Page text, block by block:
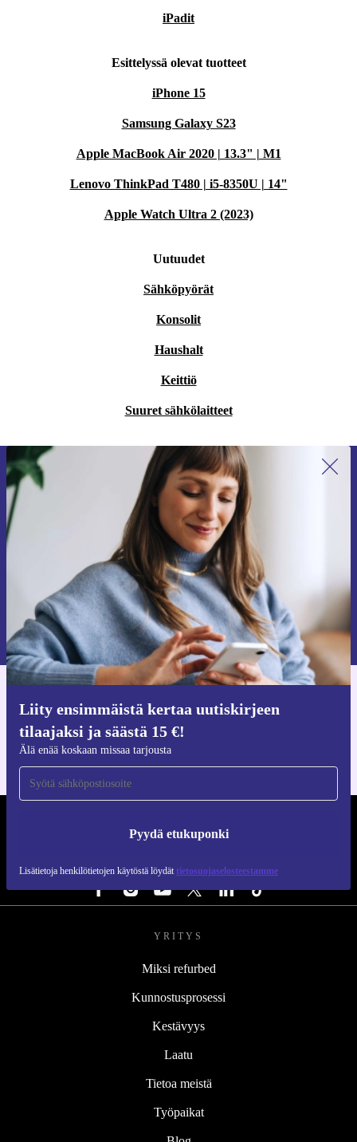
iPadit
Esittelyssä olevat tuotteet
iPhone 15
Samsung Galaxy S23
Apple MacBook Air 2020 | 13.3" | M1
Lenovo ThinkPad T480 | i5-8350U | 14"
Apple Watch Ultra 2 (2023)
Uutuudet
Sähköpyörät
Konsolit
Haushalt
Keittiö
Suuret sähkölaitteet
Liity ensimmäistä kertaa uutiskirjeen
tilaajaksi ja säästä 15 €!
Älä enää koskaan missaa tarjousta
Pyydä etukuponki
Lisätietoja henkilötietojen käytöstä löydät tietosuojaselosteestamme
Liity ensimmäistä kertaa uutiskirjeen
tilaajaksi ja säästä 15 €!
Älä missaa enää yhtäkään tarjousta.
Pyydä etukuponki
Lisätietoja henkilötietojen käytöstä löydättietosuojaselosteestamme.
iOS:lle ja Androidille
YRITYS
Miksi refurbed
Kunnostusprosessi
Kestävyys
Laatu
Tietoa meistä
Työpaikat